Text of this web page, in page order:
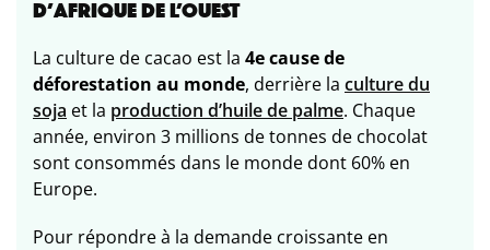
D’AFRIQUE DE L’OUEST
La culture de cacao est la 4e cause de
déforestation au monde, derrière la culture du
soja et la production d’huile de palme. Chaque
année, environ 3 millions de tonnes de chocolat
sont consommés dans le monde dont 60% en
Europe.
Pour répondre à la demande croissante en